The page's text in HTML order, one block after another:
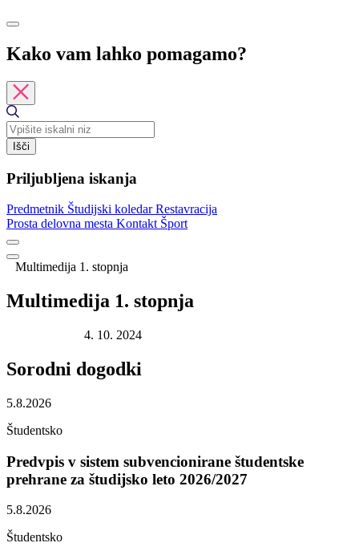
Kako vam lahko pomagamo?
Išči
Priljubljena iskanja
Predmetnik Študijski koledarRestavracija
Prosta delovna mesta Kontakt Šport
Multimedija 1. stopnja
Multimedija 1. stopnja
4. 10. 2024
Sorodni dogodki
5.8.2026
Študentsko
Predvpis v sistem subvencionirane študentske
prehrane za študijsko leto 2026/2027
5.8.2026
Študentsko